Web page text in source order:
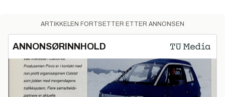
ARTIKKELEN FORTSETTER ETTER ANNONSEN
ANNONSØRINNHOLD